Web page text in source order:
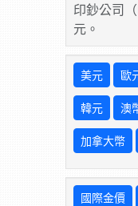
印鈔公司
元。
美元 歐
韓元 澳
加拿大幣
國際金價